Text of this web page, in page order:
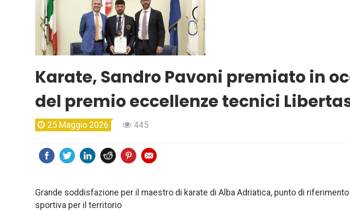
Karate, Sandro Pavoni premiato in
del premio eccellenze tecnici
25 Maggio 2026 445
Grande soddisfazione per il maestro di karate di Alba Adriatica, punto di
sportiva per il territorio